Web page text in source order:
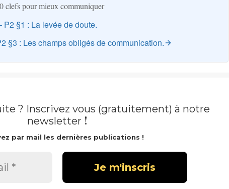
clefs pour mieux communiquer
§1 : La levée de doute.
§3 : Les champs obligés de communication.
? Inscrivez vous (gratuitement) à notre
newsletter !
par mail les dernières publications !